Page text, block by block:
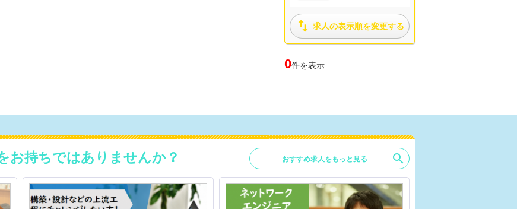
 求人の表示順を変更する
0件を表示
お持ちではありませんか？ おすすめ求人をもっと見る search